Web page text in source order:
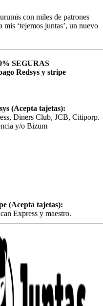
con miles de patrones
mis ‘tejemos juntas’, un nuevo
SEGURAS
Redsys y stripe
(Acepta tajetas):
Diners Club, JCB, Citiporp.
y/o Bizum
(Acepta tajetas):
Express y maestro.